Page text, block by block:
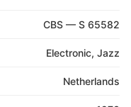
CBS — S 65582
Electronic, Jazz
Netherlands